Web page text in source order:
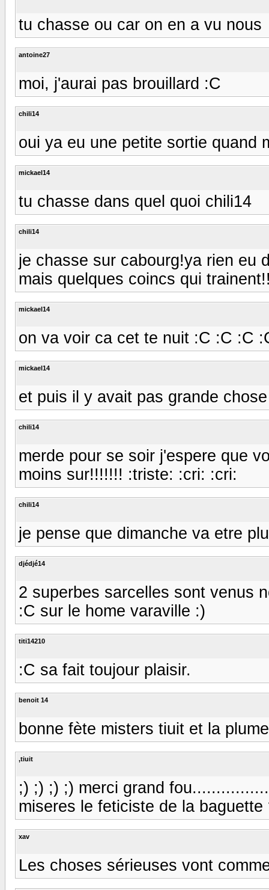
tu chasse ou car on en a vu nous
antoine27
moi, j'aurai pas brouillard :C
chili14
oui ya eu une petite sortie quand
mickael14
tu chasse dans quel quoi chili14
chili14
je chasse sur cabourg!ya rien eu
mais quelques coincs qui
mickael14
on va voir ca cet te nuit :C :C :C
mickael14
et puis il y avait pas grande
chili14
merde pour se soir j'espere que
moins sur!!!!!!! :triste: :cri: :cri:
chili14
je pense que dimanche va etre
djédjé14
2 superbes sarcelles sont venus
:C sur le home varaville :)
titi14210
:C sa fait toujour plaisir.
benoit 14
bonne fète misters tiuit et la
,tiuit
;) ;) ;) ;) merci grand
miseres le feticiste de la
xav
Les choses sérieuses vont